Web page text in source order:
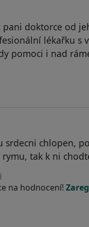
pani doktorce od
lékařku s
pomoci i nad
vděčná matka
srdecni chlopen,
tak k ni
Pacient
na hodnocení!